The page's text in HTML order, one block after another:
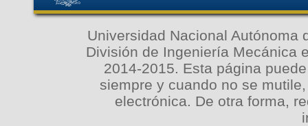
Universidad Nacional Autónoma
División de Ingeniería Mecánica
2014-2015. Esta página
siempre y cuando no se
electrónica. De otra forma,